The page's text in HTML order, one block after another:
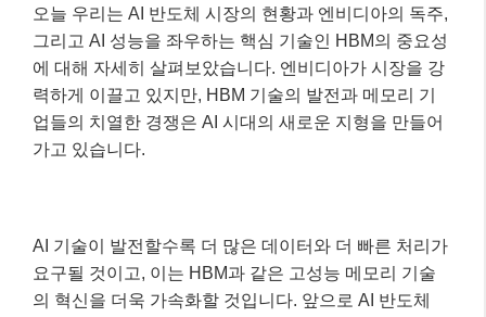
오늘 우리는 AI 반도체 시장의 현황과 엔비디아의 독주,
그리고 AI 성능을 좌우하는 핵심 기술인 HBM의 중요성
에 대해 자세히 살펴보았습니다. 엔비디아가 시장을 강
력하게 이끌고 있지만, HBM 기술의 발전과 메모리 기
업들의 치열한 경쟁은 AI 시대의 새로운 지형을 만들어
가고 있습니다.
AI 기술이 발전할수록 더 많은 데이터와 더 빠른 처리가
요구될 것이고, 이는 HBM과 같은 고성능 메모리 기술
의 혁신을 더욱 가속화할 것입니다. 앞으로 AI 반도체